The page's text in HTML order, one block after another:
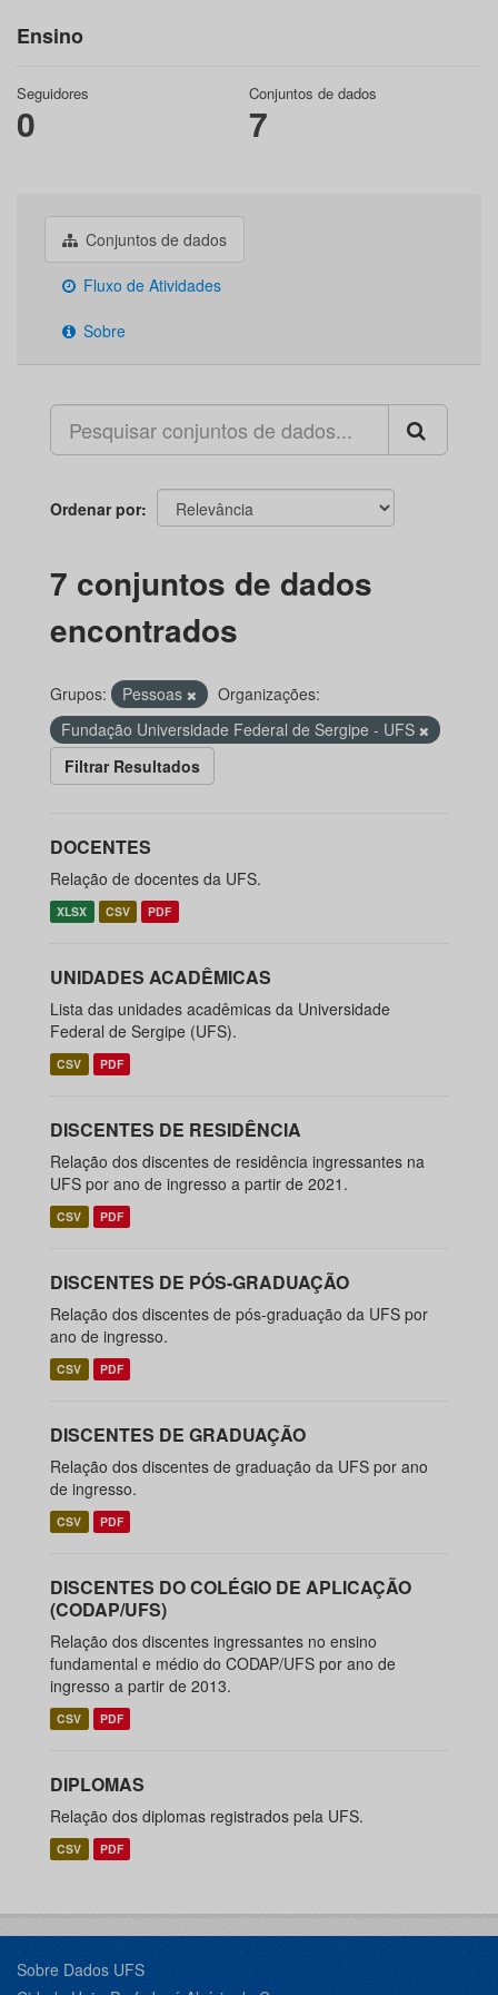
Ensino
Seguidores
0
Conjuntos de dados
7
Conjuntos de dados
Fluxo de Atividades
Sobre
Ordenar por
7 conjuntos de dados
encontrados
Grupos: Pessoas
Organizações:
Fundação Universidade Federal de Sergipe - UFS
Filtrar Resultados
DOCENTES
Relação de docentes da UFS.
XLSX CSV PDF
UNIDADES ACADÊMICAS
Lista das unidades acadêmicas da Universidade
Federal de Sergipe (UFS).
CSV PDF
DISCENTES DE RESIDÊNCIA
Relação dos discentes de residência ingressantes na
UFS por ano de ingresso a partir de 2021.
CSV PDF
DISCENTES DE PÓS-GRADUAÇÃO
Relação dos discentes de pós-graduação da UFS por
ano de ingresso.
CSV PDF
DISCENTES DE GRADUAÇÃO
Relação dos discentes de graduação da UFS por ano
de ingresso.
CSV PDF
DISCENTES DO COLÉGIO DE APLICAÇÃO
(CODAP/UFS)
Relação dos discentes ingressantes no ensino
fundamental e médio do CODAP/UFS por ano de
ingresso a partir de 2013.
CSV PDF
DIPLOMAS
Relação dos diplomas registrados pela UFS.
CSV PDF
Sobre Dados UFS